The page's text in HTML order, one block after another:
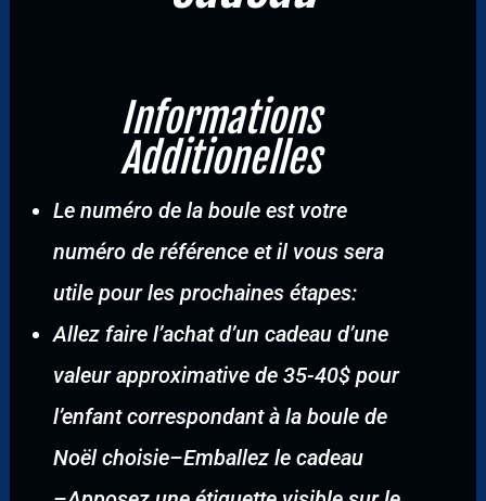
Informations
Additionelles
Le numéro de la boule est votre
numéro de référence et il vous sera
utile pour les prochaines étapes:
Allez faire l’achat d’un cadeau d’une
valeur approximative de 35-40$ pour
l’enfant correspondant à la boule de
Noël choisie–Emballez le cadeau